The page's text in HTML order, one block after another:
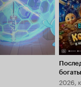
2026,